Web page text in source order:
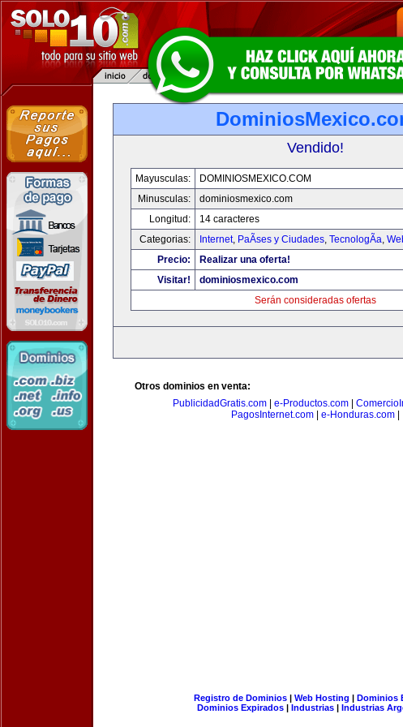
Vendido!
Mayusculas:
DOMINIOSMEXICO.COM
Minusculas:
dominiosmexico.com
Longitud:
14 caracteres
Categorias:
Internet, PaÃ­ses y Ciudades, TecnologÃ­a,
Precio:
Realizar una oferta!
Visitar!
dominiosmexico.com
Serán consideradas ofertas
Otros dominios en venta:
PublicidadGratis.com
e-Productos.com
PagosInternet.com
e-Honduras.com
Registro de Dominios| Web Hosting | Dominios
Dominios Expirados | Industrias | Industrias